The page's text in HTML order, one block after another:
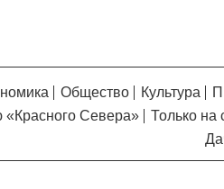
Общество Культура
«Красного Севера»
Только на